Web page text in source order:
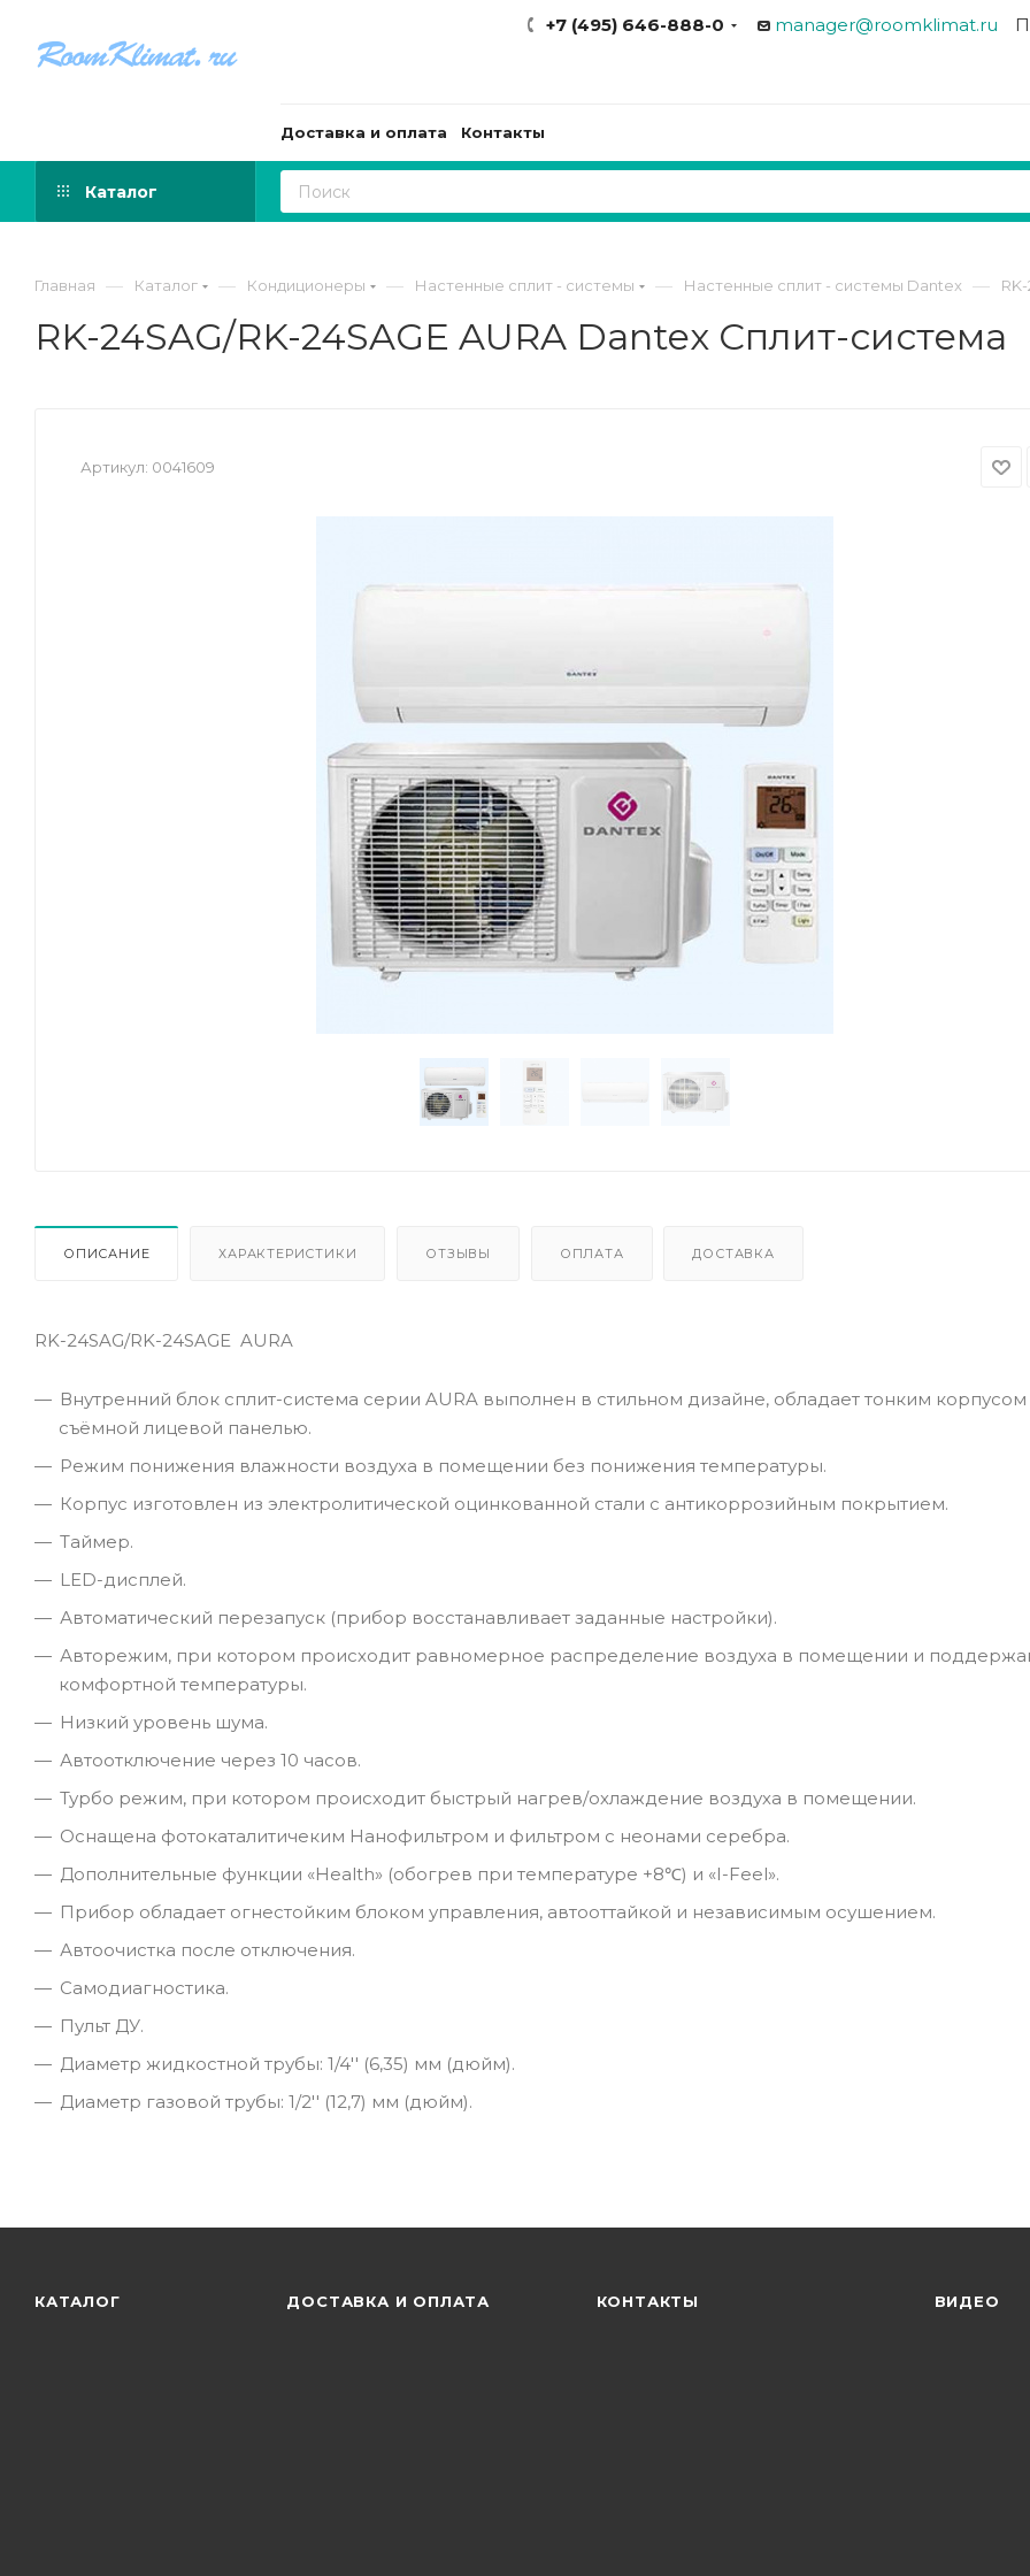
+7 (495) 646-888-0 manager@roomklimat.ru
Доставка и оплата Контакты
Каталог
Главная — Каталог — Кондиционеры — Настенные сплит - системы — Настенные сплит - системы Dantex —
RK-24SAG/RK-24SAGE AURA Dantex Сплит-система
Артикул: 0041609
ОПИСАНИЕ ХАРАКТЕРИСТИКИ ОТЗЫВЫ ОПЛАТА ДОСТАВКА
RK-24SAG/RK-24SAGE AURA
Внутренний блок сплит-система серии AURA выполнен в стильном дизайне, обладает тонким корпусом
съёмной лицевой панелью.
Режим понижения влажности воздуха в помещении без понижения температуры.
Корпус изготовлен из электролитической оцинкованной стали с антикоррозийным покрытием.
Таймер.
LED-дисплей.
Автоматический перезапуск (прибор восстанавливает заданные настройки).
Авторежим, при котором происходит равномерное распределение воздуха в помещении и
комфортной температуры.
Низкий уровень шума.
Автоотключение через 10 часов.
Турбо режим, при котором происходит быстрый нагрев/охлаждение воздуха в помещении.
Оснащена фотокаталитичеким Нанофильтром и фильтром с неонами серебра.
Дополнительные функции «Health» (обогрев при температуре +8℃) и «I-Feel».
Прибор обладает огнестойким блоком управления, автооттайкой и независимым осушением.
Автоочистка после отключения.
Самодиагностика.
Пульт ДУ.
Диаметр жидкостной трубы: 1/4'' (6,35) мм (дюйм).
Диаметр газовой трубы: 1/2'' (12,7) мм (дюйм).
КАТАЛОГ ДОСТАВКА И ОПЛАТА КОНТАКТЫ ВИДЕО